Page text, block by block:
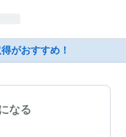
がおすすめ！
なる